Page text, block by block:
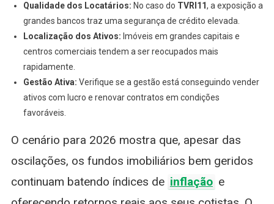
Qualidade dos Locatários: No caso do TVRI11, a exposição a
grandes bancos traz uma segurança de crédito elevada.
Localização dos Ativos: Imóveis em grandes capitais e
centros comerciais tendem a ser reocupados mais
rapidamente.
Gestão Ativa: Verifique se a gestão está conseguindo vender
ativos com lucro e renovar contratos em condições
favoráveis.
O cenário para 2026 mostra que, apesar das
oscilações, os fundos imobiliários bem geridos
continuam batendo índices de inflação e